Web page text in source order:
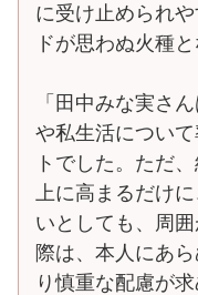
に受け止められ
ドが思わぬ火種
「田中みな実さ
や私生活につい
トでした。ただ
上に高まるだけ
いとしても、周
際は、本人にあ
り慎重な配慮が